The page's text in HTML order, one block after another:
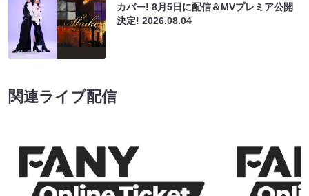
カバー! 8月5日に配信＆MVプレミア公開
決定!2026.08.04
関連ライブ配信